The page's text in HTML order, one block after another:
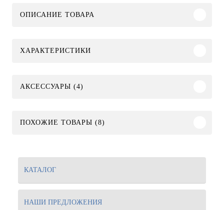
ОПИСАНИЕ ТОВАРА
ХАРАКТЕРИСТИКИ
АКСЕССУАРЫ (4)
ПОХОЖИЕ ТОВАРЫ (8)
КАТАЛОГ
НАШИ ПРЕДЛОЖЕНИЯ